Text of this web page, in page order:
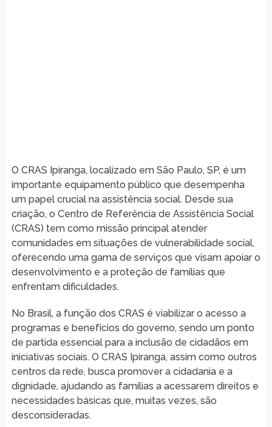
O CRAS Ipiranga, localizado em São Paulo, SP, é um
importante equipamento público que desempenha
um papel crucial na assistência social. Desde sua
criação, o Centro de Referência de Assistência Social
(CRAS) tem como missão principal atender
comunidades em situações de vulnerabilidade social,
oferecendo uma gama de serviços que visam apoiar o
desenvolvimento e a proteção de famílias que
enfrentam dificuldades.
No Brasil, a função dos CRAS é viabilizar o acesso a
programas e benefícios do governo, sendo um ponto
de partida essencial para a inclusão de cidadãos em
iniciativas sociais. O CRAS Ipiranga, assim como outros
centros da rede, busca promover a cidadania e a
dignidade, ajudando as famílias a acessarem direitos e
necessidades básicas que, muitas vezes, são
desconsideradas.